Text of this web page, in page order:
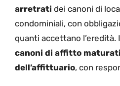
arretrati dei canoni di
condominiali, con
quanti accettano l’eredità.
canoni di affitto
dell’affittuario, con